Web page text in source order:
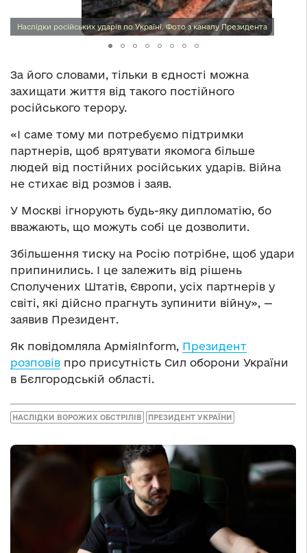
Наслідки російських ударів по Україні. Фото з каналу Президента
За його словами, тільки в єдності можна
захищати життя від такого постійного
російського терору.
«І саме тому ми потребуємо підтримки
партнерів, щоб врятувати якомога більше
людей від постійних російських ударів. Війна
не стихає від розмов і заяв.
У Москві ігнорують будь-яку дипломатію, бо
вважають, що можуть собі це дозволити.
Збільшення тиску на Росію потрібне, щоб удари
припинились. І це залежить від рішень
Сполучених Штатів, Європи, усіх партнерів у
світі, які дійсно прагнуть зупинити війну», —
заявив Президент.
Як повідомляла АрміяInform, Президент
розповів про присутність Сил оборони України
в Бєлгородській області.
НАСЛІДКИ ВОРОЖИХ ОБСТРІЛІВ ПРЕЗИДЕНТ УКРАЇНИ